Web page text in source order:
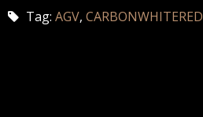
Tag:AGV,CARBONWHITERED